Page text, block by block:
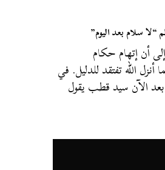
سلام بعد اليوم”
أن إتهام حكام
الله تفتقد للدليل. في
بعد الآن سيد قطب يقول